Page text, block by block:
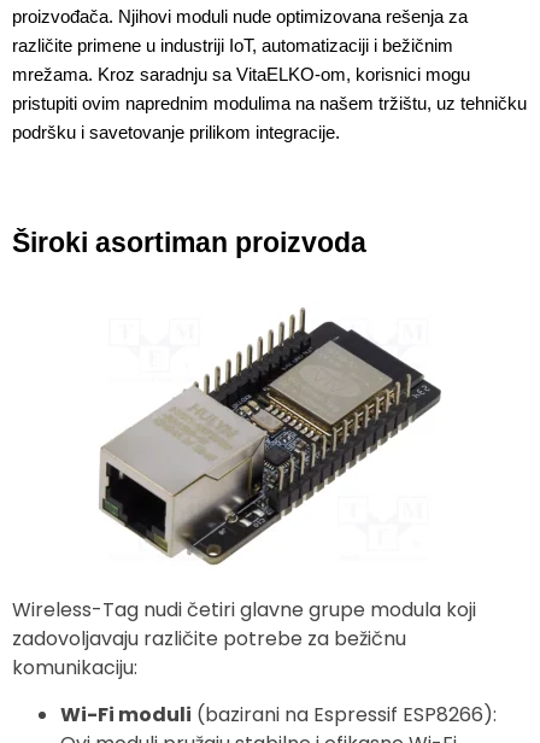
proizvođača. Njihovi moduli nude optimizovana rešenja za
različite primene u industriji IoT, automatizaciji i bežičnim
mrežama. Kroz saradnju sa VitaELKO-om, korisnici mogu
pristupiti ovim naprednim modulima na našem tržištu, uz tehničku
podršku i savetovanje prilikom integracije.
Široki asortiman proizvoda
Wireless-Tag nudi četiri glavne grupe modula koji
zadovoljavaju različite potrebe za bežičnu
komunikaciju:
Wi-Fi moduli (bazirani na Espressif ESP8266):